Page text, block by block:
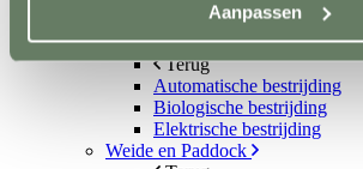
Aanpassen
Voerscheppen
Ongediertebestrijding
Terug
Automatische bestrijding
Biologische bestrijding
Elektrische bestrijding
Weide en Paddock